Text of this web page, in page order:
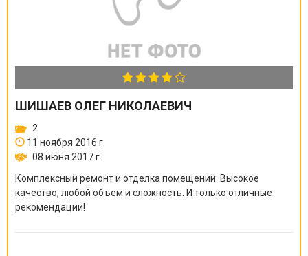
ШИШАЕВ ОЛЕГ НИКОЛАЕВИЧ
2
11 ноября 2016 г.
08 июня 2017 г.
Комплексный ремонт и отделка помещений. Высокое
качество, любой объем и сложность. И только отличные
рекомендации!